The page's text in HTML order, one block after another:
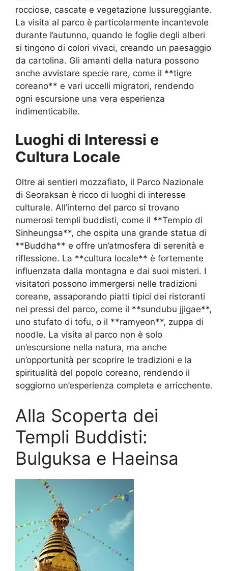
rocciose, cascate e vegetazione lussureggiante.
La visita al parco è particolarmente incantevole
durante l’autunno, quando le foglie degli alberi
si tingono di colori vivaci, creando un paesaggio
da cartolina. Gli amanti della natura possono
anche avvistare specie rare, come il **tigre
coreano** e vari uccelli migratori, rendendo
ogni escursione una vera esperienza
indimenticabile.
Luoghi di Interessi e
Cultura Locale
Oltre ai sentieri mozzafiato, il Parco Nazionale
di Seoraksan è ricco di luoghi di interesse
culturale. All’interno del parco si trovano
numerosi templi buddisti, come il **Tempio di
Sinheungsa**, che ospita una grande statua di
**Buddha** e offre un’atmosfera di serenità e
riflessione. La **cultura locale** è fortemente
influenzata dalla montagna e dai suoi misteri. I
visitatori possono immergersi nelle tradizioni
coreane, assaporando piatti tipici dei ristoranti
nei pressi del parco, come il **sundubu jjigae**,
uno stufato di tofu, o il **ramyeon**, zuppa di
noodle. La visita al parco non è solo
un’escursione nella natura, ma anche
un’opportunità per scoprire le tradizioni e la
spiritualità del popolo coreano, rendendo il
soggiorno un’esperienza completa e arricchente.
Alla Scoperta dei
Templi Buddisti:
Bulguksa e Haeinsa